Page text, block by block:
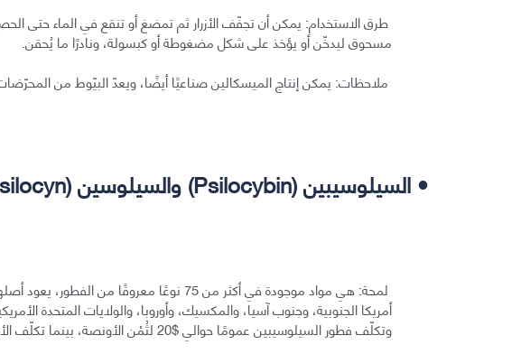
طرق الاستخدام: يمكن أن تجفّف الأزرار ثم تمضغ أو تنقع في الماء حتى
مسحوق ليدخّن أو يؤخذ على شكل مضغوطة أو كبسولة، ونادرًا ما يُحقن.
ملاحظات: يمكن إنتاج الميسكالين صناعيًا أيضًا، ويعدّ البيّوط من
• السيلوسيبين (Psilocybin) والسيلوسين (Psilocyn):
لمحة: هي مواد موجودة في أكثر من 75 نوعًا معروفًا
أمريكا الجنوبية، وجنوب آسيا، والمكسيك، وأوروبا، والولايات المتحدة
وتكلّف فطور السيلوسيبين عمومًا حوالي $20 لثُمْن الأونصة، بينما تكلّف الأونصة الكاملة من $100 إلى $120.